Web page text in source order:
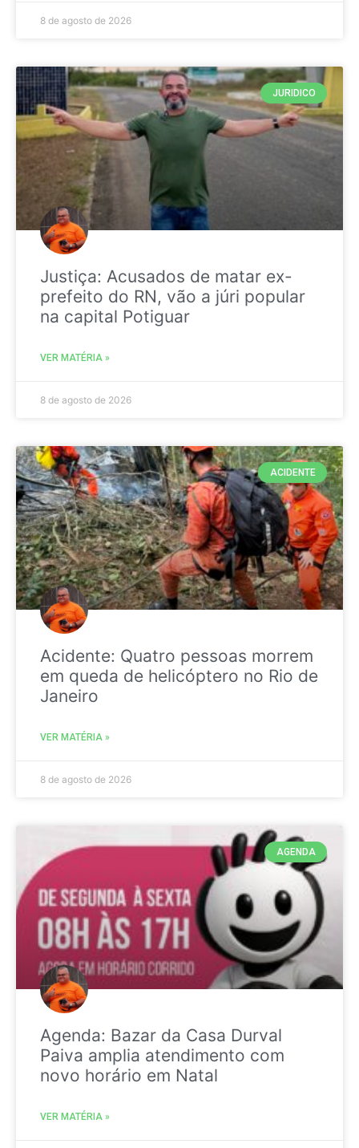
8 de agosto de 2026
JURIDICO
Justiça: Acusados de matar ex-
prefeito do RN, vão a júri popular
na capital Potiguar
VER MATÉRIA »
8 de agosto de 2026
ACIDENTE
Acidente: Quatro pessoas morrem
em queda de helicóptero no Rio de
Janeiro
VER MATÉRIA »
8 de agosto de 2026
AGENDA
Agenda: Bazar da Casa Durval
Paiva amplia atendimento com
novo horário em Natal
VER MATÉRIA »